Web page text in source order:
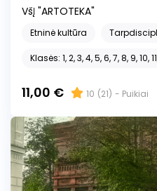
VšĮ "ARTOTEKA"
Etninė kultūra
Klasės: 1, 2, 3, 4, 5, 6, 7, 8, 9, 10,
11,00 € 10 (21) - Puikiai